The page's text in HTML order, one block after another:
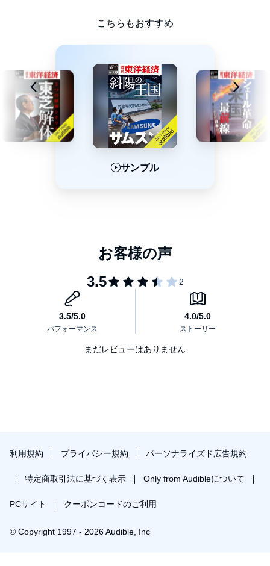
こちらもおすすめ
サンプル
まだレビューはありません
利用規約 プライバシー規約 パーソナライズド広告規約
特定商取引法に基づく表示 Only from Audibleについて
PCサイト クーポンコードのご利用
© Copyright 1997 - 2026 Audible, Inc